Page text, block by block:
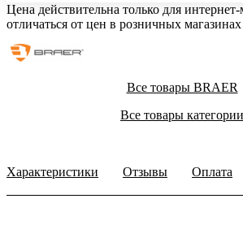
Цена действительна только для
отличаться от цен в розничных магазинах
Все товары BRAER
Все товары категории
Характеристики Отзывы Оплата